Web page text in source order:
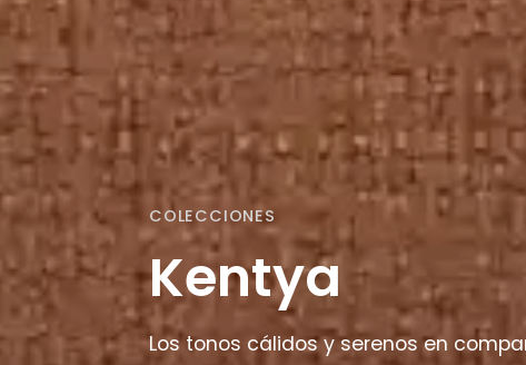
COLECCIONES
Kentya
Los tonos cálidos y serenos en